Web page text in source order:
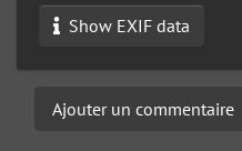
Show EXIF data
Ajouter un commentaire